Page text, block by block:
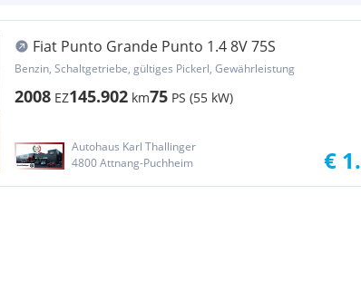
Fiat Punto Grande Punto 1.4 8V 75S
Benzin, Schaltgetriebe, gültiges Pickerl, Gewährleistung
2008 EZ145.902 km75 PS (55 kW)
Autohaus Karl Thallinger
4800 Attnang-Puchheim
€